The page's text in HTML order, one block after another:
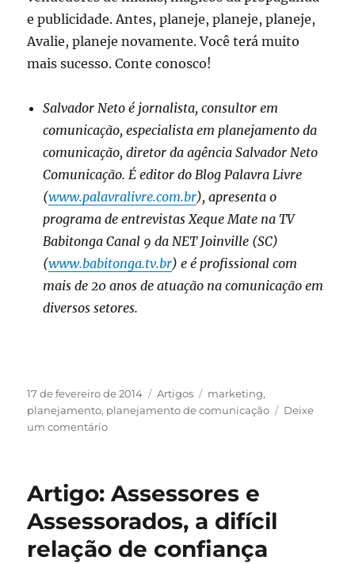
e publicidade. Antes, planeje, planeje, planeje,
Avalie, planeje novamente. Você terá muito
mais sucesso. Conte conosco!
Salvador Neto é jornalista, consultor em
comunicação, especialista em planejamento da
comunicação, diretor da agência Salvador Neto
Comunicação. É editor do Blog Palavra Livre
(www.palavralivre.com.br), apresenta o
programa de entrevistas Xeque Mate na TV
Babitonga Canal 9 da NET Joinville (SC)
(www.babitonga.tv.br) e é profissional com
mais de 20 anos de atuação na comunicação em
diversos setores.
Publicado
em
17 de fevereiro de 2014 Categorias
Artigos Tags
marketing,
planejamento, planejamento de comunicação
Deixe
um comentárioem
planejamento
investimento
Artigo: Assessores e
Assessorados, a difícil
relação de confiança